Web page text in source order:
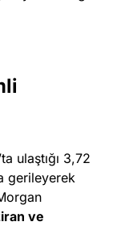
ulaştığı 3,72
gerileyerek
ve